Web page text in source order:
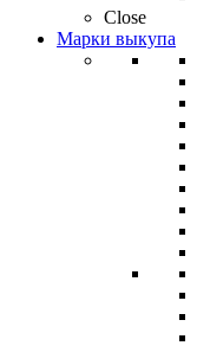
Close
Марки выкупа